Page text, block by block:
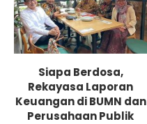
Siapa Berdosa,
Rekayasa Laporan
Keuangan di BUMN dan
Perusahaan Publik